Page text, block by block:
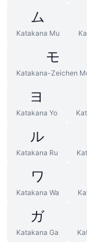
ム
Katakana Mu
モ
Katakana-Zeichen
ヨ
Katakana Yo
ル
Katakana Ru
ワ
Katakana Wa
ガ
Katakana Ga